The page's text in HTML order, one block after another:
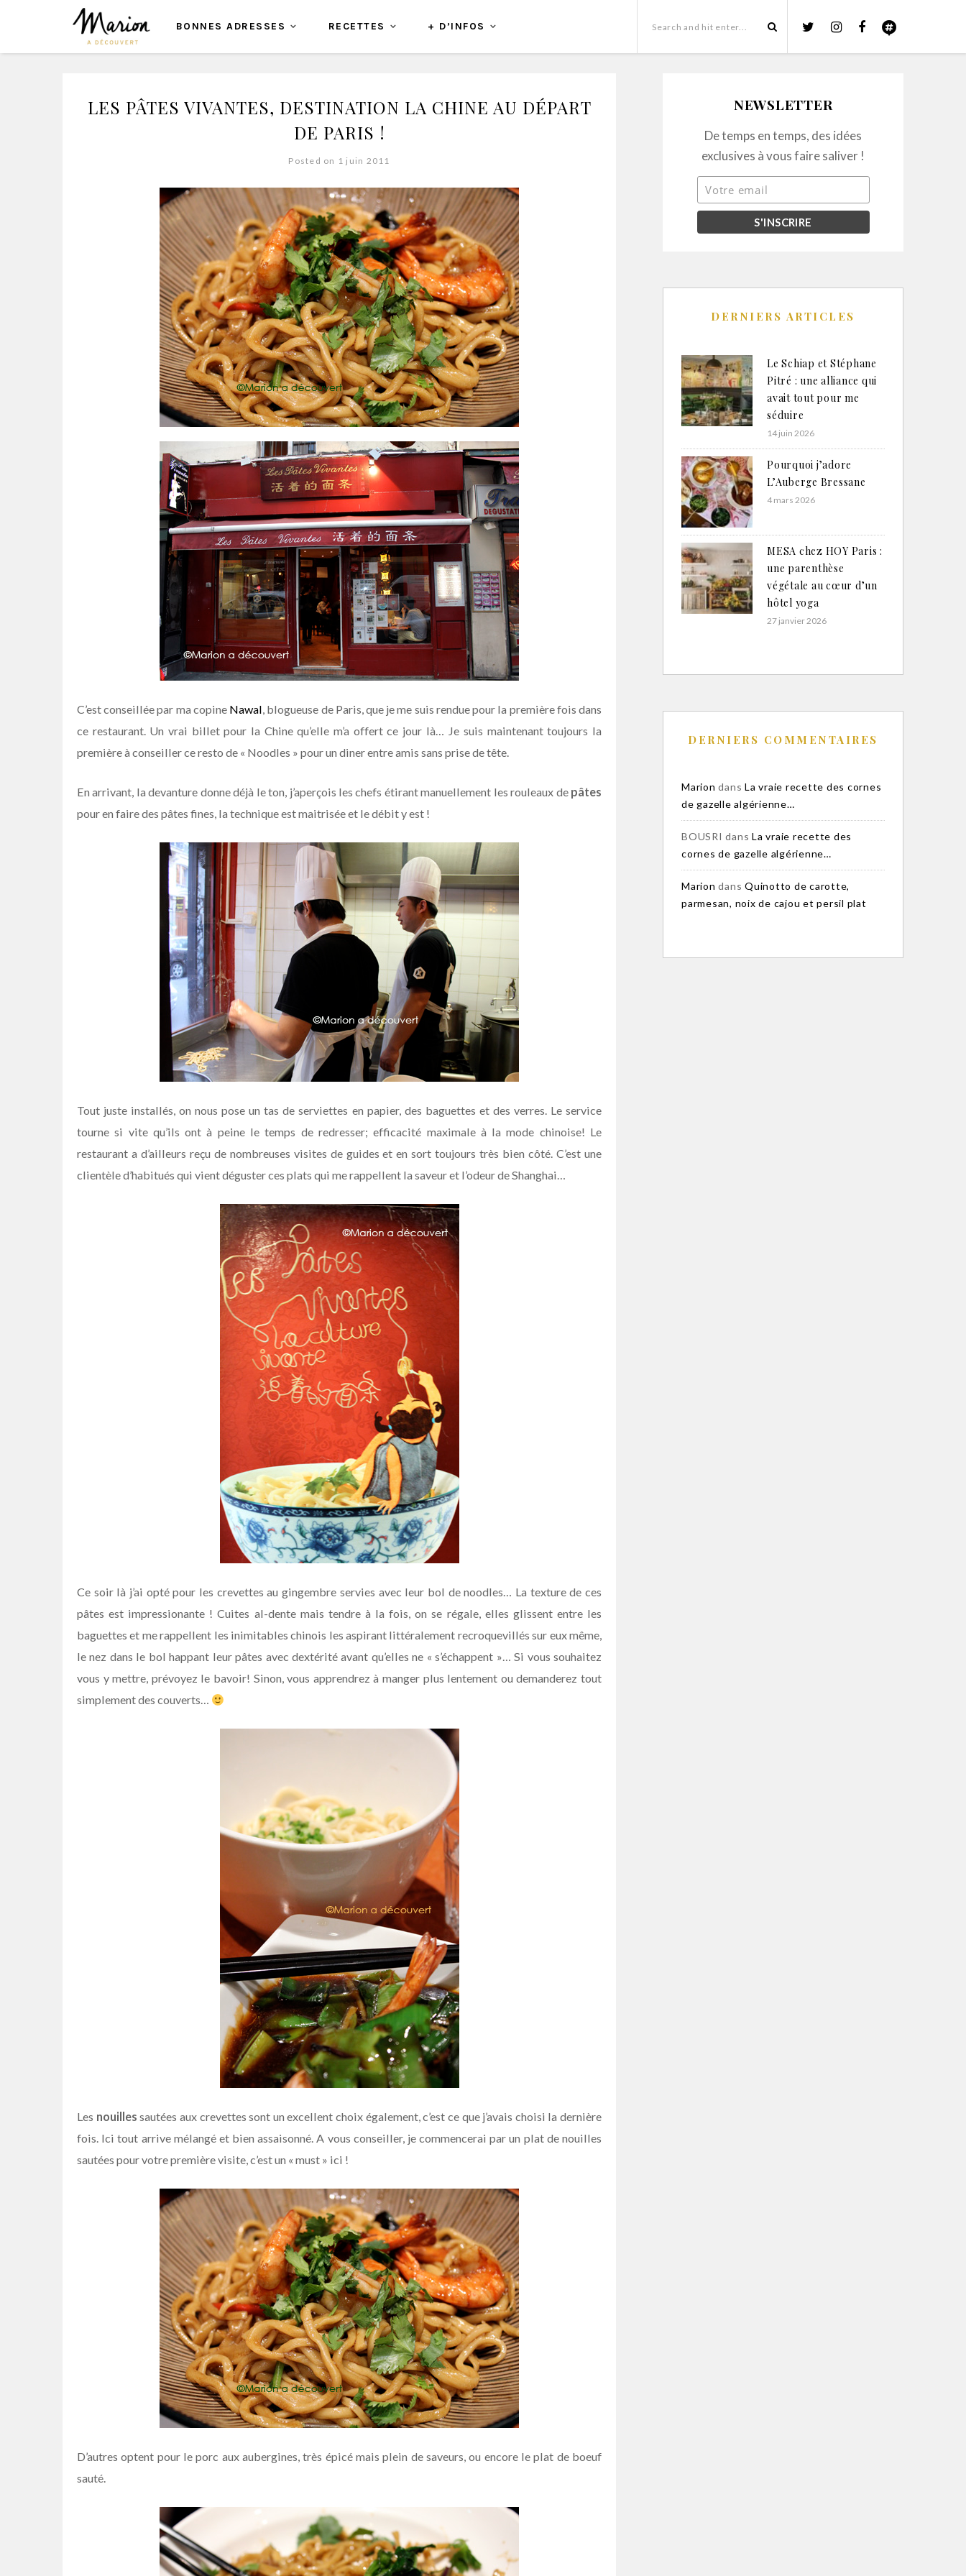
BONNES ADRESSES RECETTES + D’INFOS
LES PÂTES VIVANTES, DESTINATION LA CHINE AU DÉPART
DE PARIS !
Posted on 1 juin 2011
C’est conseillée par ma copine Nawal, blogueuse de Paris, que je me suis rendue pour la première fois dans
ce restaurant. Un vrai billet pour la Chine qu’elle m’a offert ce jour là… Je suis maintenant toujours la
première à conseiller ce resto de « Noodles » pour un diner entre amis sans prise de tête.
En arrivant, la devanture donne déjà le ton, j’aperçois les chefs étirant manuellement les rouleaux de pâtes
pour en faire des pâtes fines, la technique est maitrisée et le débit y est !
Tout juste installés, on nous pose un tas de serviettes en papier, des baguettes et des verres. Le service
tourne si vite qu’ils ont à peine le temps de redresser; efficacité maximale à la mode chinoise! Le
restaurant a d’ailleurs reçu de nombreuses visites de guides et en sort toujours très bien côté. C’est une
clientèle d’habitués qui vient déguster ces plats qui me rappellent la saveur et l’odeur de Shanghai…
Ce soir là j’ai opté pour les crevettes au gingembre servies avec leur bol de noodles… La texture de ces
pâtes est impressionante ! Cuites al-dente mais tendre à la fois, on se régale, elles glissent entre les
baguettes et me rappellent les inimitables chinois les aspirant littéralement recroquevillés sur eux même,
le nez dans le bol happant leur pâtes avec dextérité avant qu’elles ne « s’échappent »… Si vous souhaitez
vous y mettre, prévoyez le bavoir! Sinon, vous apprendrez à manger plus lentement ou demanderez tout
simplement des couverts…
Les nouilles sautées aux crevettes sont un excellent choix également, c’est ce que j’avais choisi la dernière
fois. Ici tout arrive mélangé et bien assaisonné. A vous conseiller, je commencerai par un plat de nouilles
sautées pour votre première visite, c’est un « must » ici !
D’autres optent pour le porc aux aubergines, très épicé mais plein de saveurs, ou encore le plat de boeuf
sauté.
NEWSLETTER
De temps en temps, des idées
exclusives à vous faire saliver !
DERNIERS ARTICLES
Le Schiap et Stéphane
Pitré : une alliance qui
avait tout pour me
séduire
14 juin 2026
Pourquoi j’adore
L’Auberge Bressane
4 mars 2026
MESA chez HOY Paris :
une parenthèse
végétale au cœur d’un
hôtel yoga
27 janvier 2026
DERNIERS COMMENTAIRES
Marion dans La vraie recette des cornes
de gazelle algérienne…
BOUSRI dans La vraie recette des
cornes de gazelle algérienne…
Marion dans Quinotto de carotte,
parmesan, noix de cajou et persil plat